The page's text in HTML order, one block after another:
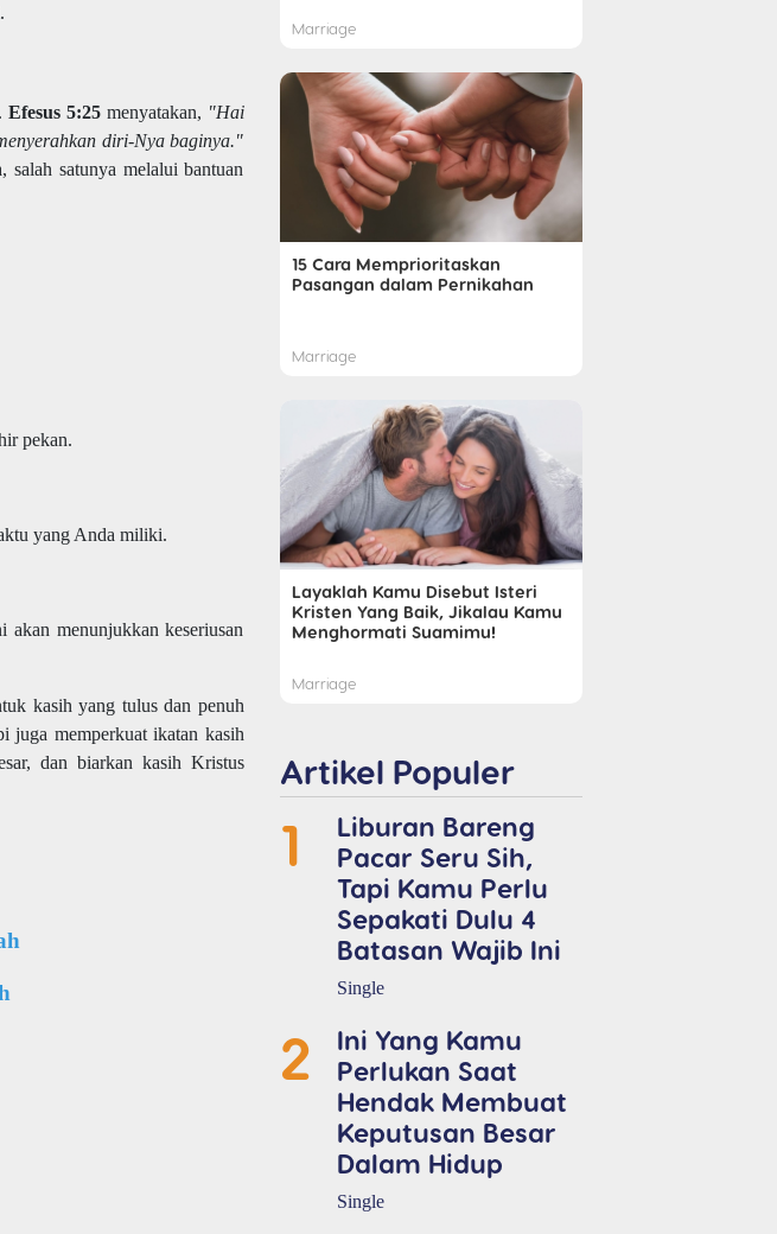
Efesus 5:25menyatakan, "Hai
diri-Nya baginya."
salah satunya melalui bantuan
pekan.
yang Anda miliki.
menunjukkan keseriusan
kasih yang tulus dan penuh
juga memperkuat ikatan kasih
dan biarkan kasih Kristus
Marriage
15 Cara Memprioritaskan
Pasangan dalam Pernikahan
Marriage
Layaklah Kamu Disebut Isteri
Kristen Yang Baik, Jikalau Kamu
Menghormati Suamimu!
Marriage
Artikel Populer
1
Liburan Bareng
Pacar Seru Sih,
Tapi Kamu Perlu
Sepakati Dulu 4
Batasan Wajib Ini
Single
2
Ini Yang Kamu
Perlukan Saat
Hendak Membuat
Keputusan Besar
Dalam Hidup
Single